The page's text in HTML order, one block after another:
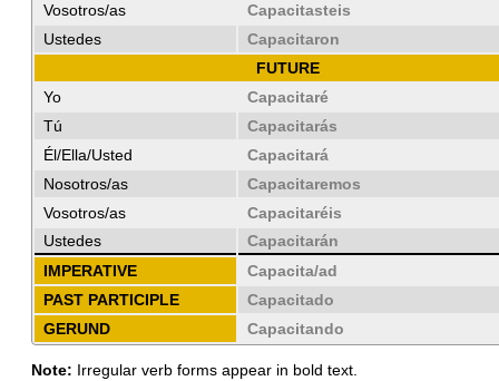
Vosotros/as
Capacitasteis
Ustedes
Capacitaron
FUTURE
Yo
Capacitaré
Tú
Capacitarás
Él/Ella/Usted
Capacitará
Nosotros/as
Capacitaremos
Vosotros/as
Capacitaréis
Ustedes
Capacitarán
IMPERATIVE
Capacita/ad
PAST PARTICIPLE
Capacitado
GERUND
Capacitando
Note: Irregular verb forms appear in bold text.